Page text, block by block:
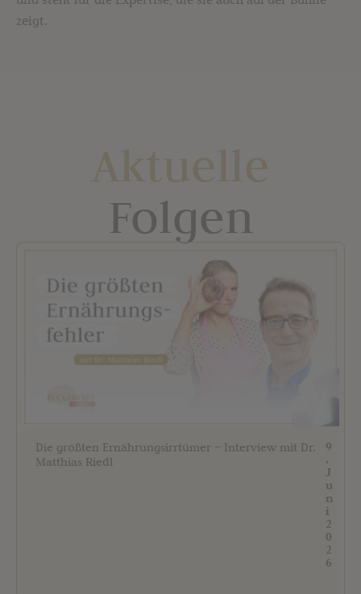
zeigt.
Aktuelle
Folgen
Die größten Ernährungsirrtümer – Interview mit Dr.
Matthias Riedl
9
.
J
u
n
i
2
0
2
6